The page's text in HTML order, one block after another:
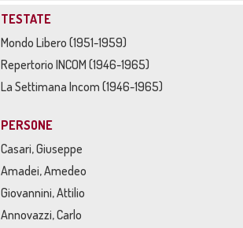
TESTATE
Mondo Libero (1951-1959)
Repertorio INCOM (1946-1965)
La Settimana Incom (1946-1965)
PERSONE
Casari, Giuseppe
Amadei, Amedeo
Giovannini, Attilio
Annovazzi, Carlo